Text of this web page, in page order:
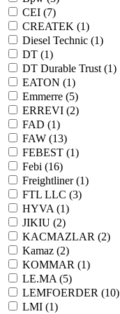
CEI (7)
CREATEK (1)
Diesel Technic (1)
DT (1)
DT Durable Trust (1)
EATON (1)
Emmerre (5)
ERREVI (2)
FAD (1)
FAW (13)
FEBEST (1)
Febi (16)
Freightliner (1)
FTL LLC (3)
HYVA (1)
JIKIU (2)
KACMAZLAR (2)
Kamaz (2)
KOMMAR (1)
LE.MA (5)
LEMFOERDER (10)
LMI (1)